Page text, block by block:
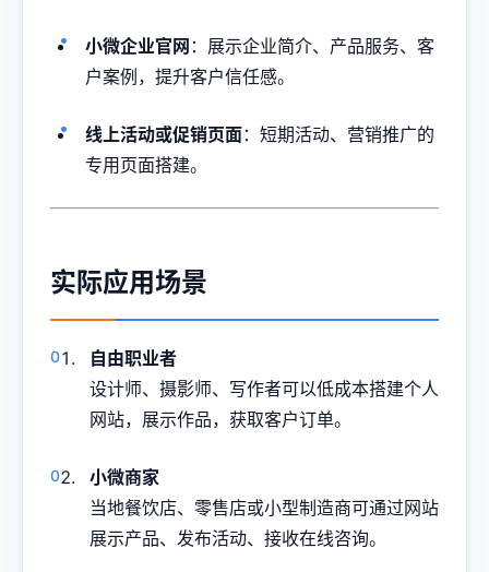
小微企业官网 ：展示企业简介、产品服务、客
户案例，提升客户信任感。
线上活动或促销页面：短期活动、营销推广的
专用页面搭建。
实际应用场景
自由职业者
设计师、摄影师、写作者可以低成本搭建个人
网站，展示作品，获取客户订单。
小微商家
当地餐饮店、零售店或小型制造商可通过网站
展示产品、发布活动、接收在线咨询。